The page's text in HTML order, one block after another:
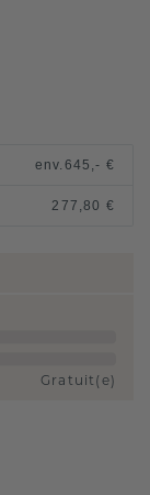
env. 645,- €
277,80 €
Gratuit(e)